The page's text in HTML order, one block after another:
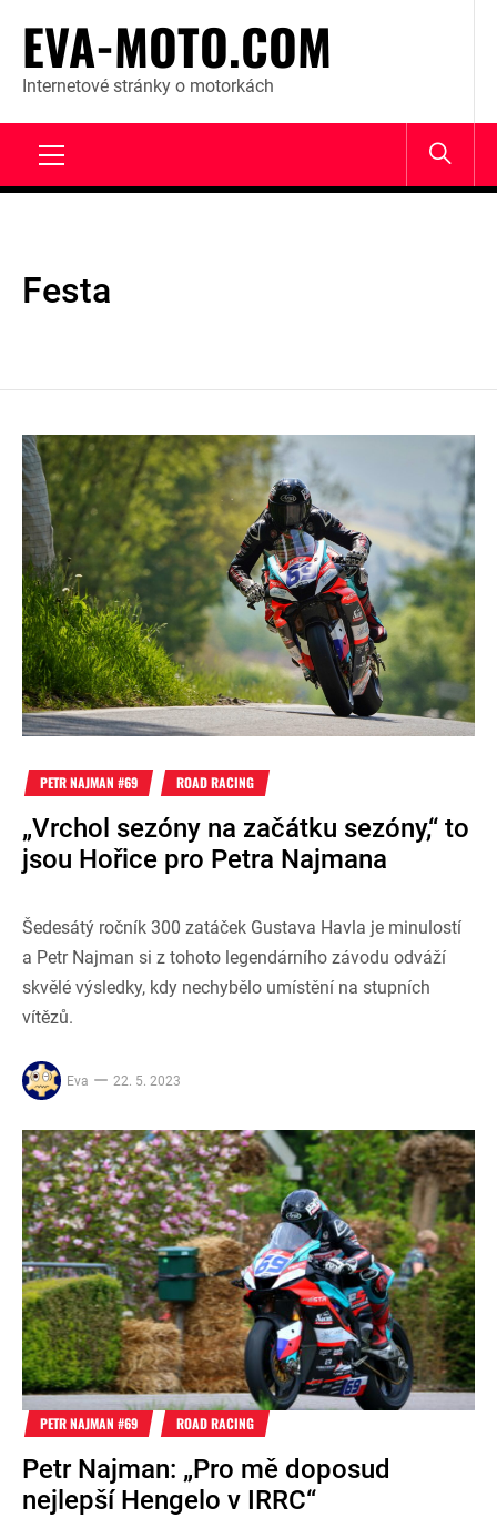
content
EVA-MOTO.COM
Internetové stránky o motorkách
Festa
PETR NAJMAN #69 ROAD RACING
„Vrchol sezóny na začátku sezóny,“ to
jsou Hořice pro Petra Najmana
Šedesátý ročník 300 zatáček Gustava Havla je minulostí
a Petr Najman si z tohoto legendárního závodu odváží
skvělé výsledky, kdy nechybělo umístění na stupních
vítězů.
Eva 22. 5. 2023
PETR NAJMAN #69 ROAD RACING
Petr Najman: „Pro mě doposud
nejlepší Hengelo v IRRC“